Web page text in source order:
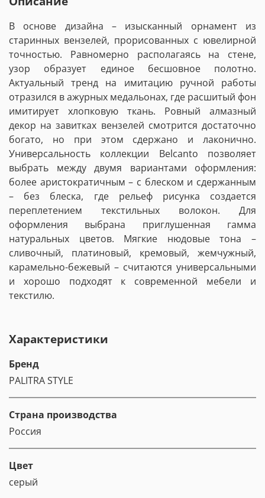
В основе дизайна – изысканный орнамент из
старинных вензелей, прорисованных с ювелирной
точностью. Равномерно располагаясь на стене,
узор образует единое бесшовное полотно.
Актуальный тренд на имитацию ручной работы
отразился в ажурных медальонах, где расшитый фон
имитирует хлопковую ткань. Ровный алмазный
декор на завитках вензелей смотрится достаточно
богато, но при этом сдержано и лаконично.
Универсальность коллекции Belcanto позволяет
выбрать между двумя вариантами оформления:
более аристократичным – с блеском и сдержанным
– без блеска, где рельеф рисунка создается
переплетением текстильных волокон. Для
оформления выбрана приглушенная гамма
натуральных цветов. Мягкие нюдовые тона –
сливочный, платиновый, кремовый, жемчужный,
карамельно-бежевый – считаются универсальными
и хорошо подходят к современной мебели и
текстилю.
Характеристики
Бренд
PALITRA STYLE
Страна производства
Россия
Цвет
серый